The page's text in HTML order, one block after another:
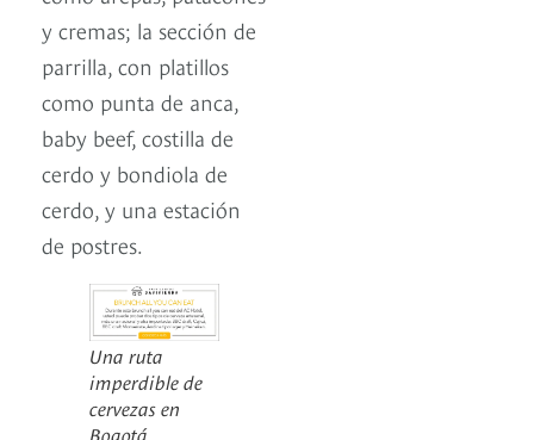
y cremas; la sección de
parrilla, con platillos
como punta de anca,
baby beef, costilla de
cerdo y bondiola de
cerdo, y una estación
de postres.
Una ruta
imperdible de
cervezas en
Bogotá